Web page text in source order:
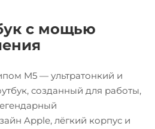
с мощью
M5 — ультратонкий и
созданный для работы,
Apple, лёгкий корпус и